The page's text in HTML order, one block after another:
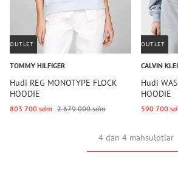
OUTLET
TOMMY HILFIGER
Hudi REG MONOTYPE FLOCK
HOODIE
803 700 so‘m 2 679 000 so‘m
OUTLET
CALVIN
Hudi
HOODIE
590 700
4 dan 4 mahsulotlar